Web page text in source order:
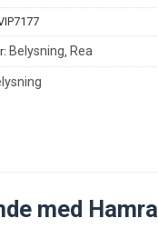
Belysning Rea
med